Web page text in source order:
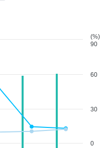
0
30
60
(%)
90